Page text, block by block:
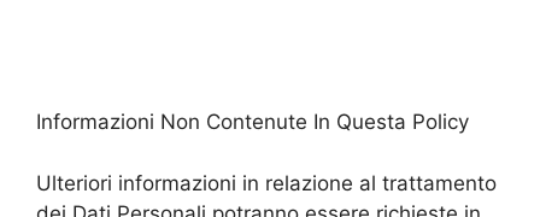
Informazioni Non Contenute In Questa Policy
Ulteriori informazioni in relazione al trattamento